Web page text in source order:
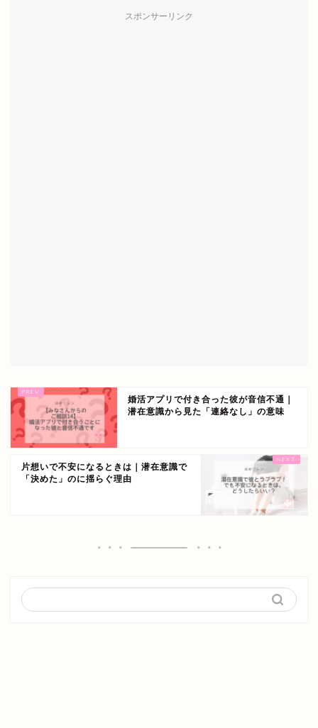
スポンサーリンク
婚活アプリで付き合った彼が音信不通｜
潜在意識から見た「連絡なし」の意味
片想いで不安になるときは｜潜在意識で
「決めた」のに揺らぐ理由